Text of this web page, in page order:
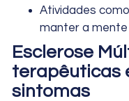
Atividades
manter a mente
Esclerose
terapêuticas
sintomas